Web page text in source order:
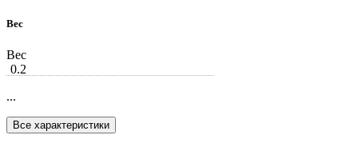
Вес
Вес
0.2
...
Все характеристики